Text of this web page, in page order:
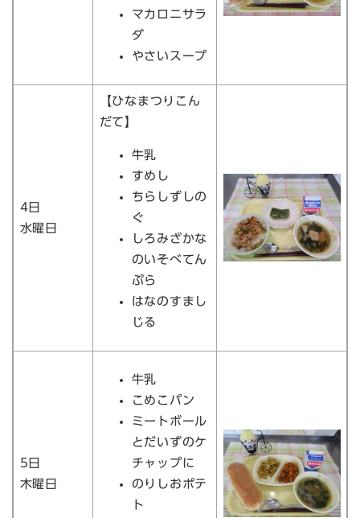
マカロニサラ
ダ
やさいスープ
4日
水曜日
【ひなまつりこん
だて】
牛乳
すめし
ちらしずしの
ぐ
しろみざかな
のいそべてん
ぷら
はなのすまし
じる
5日
木曜日
牛乳
こめこパン
ミートボール
とだいずのケ
チャップに
のりしおポテ
ト